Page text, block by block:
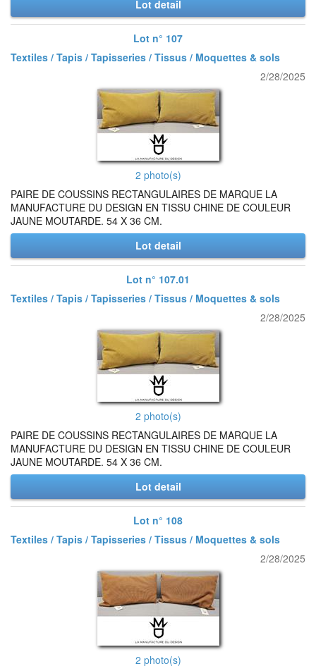
Lot detail
Lot n° 107
Textiles / Tapis / Tapisseries / Tissus / Moquettes & sols
2/28/2025
2 photo(s)
PAIRE DE COUSSINS RECTANGULAIRES DE MARQUE LA
MANUFACTURE DU DESIGN EN TISSU CHINE DE COULEUR
JAUNE MOUTARDE. 54 X 36 CM.
Lot detail
Lot n° 107.01
Textiles / Tapis / Tapisseries / Tissus / Moquettes & sols
2/28/2025
2 photo(s)
PAIRE DE COUSSINS RECTANGULAIRES DE MARQUE LA
MANUFACTURE DU DESIGN EN TISSU CHINE DE COULEUR
JAUNE MOUTARDE. 54 X 36 CM.
Lot detail
Lot n° 108
Textiles / Tapis / Tapisseries / Tissus / Moquettes & sols
2/28/2025
2 photo(s)